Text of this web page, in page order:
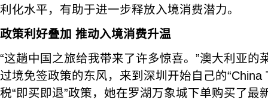
利化水平，有助于进一步释放入境消费潜力。
政策利好叠加 推动入境消费升温
“这趟中国之旅给我带来了许多惊喜。”澳大利亚的
过境免签政策的东风，来到深圳开始自己的“China
税“即买即退”政策，她在罗湖万象城下单购买了最